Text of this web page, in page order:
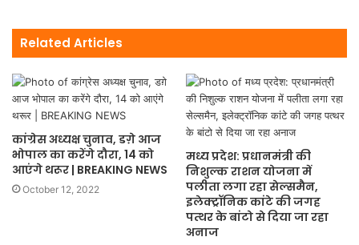
Related Articles
कांग्रेस अध्यक्ष चुनाव, डग़े आज
भोपाल का करेंगे दौरा, 14 को
आएंगे थरूर | BREAKING NEWS
October 12, 2022
मध्य प्रदेश: प्रधानमंत्री की
निशुल्क राशन योजना में
पलीता लगा रहा सेल्समैन,
इलेक्ट्रॉनिक कांटे की जगह
पत्थर के बांटो से दिया जा रहा
अनाज